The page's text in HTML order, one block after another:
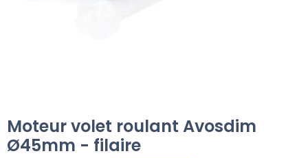
Moteur volet roulant Avosdim
Ø45mm - filaire